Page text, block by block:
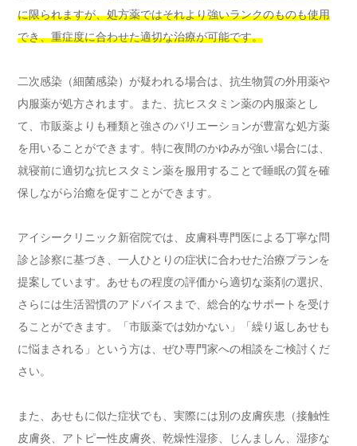
に限られますが、処方薬ではそれより強いランクのものも使用
でき、重症度に合わせた適切な治療が可能です。
二次感染（細菌感染）が疑われる場合は、抗生物質の外用薬や
内服薬が処方されます。また、抗ヒスタミン薬の内服薬とし
て、市販薬よりも種類と強さのバリエーションが豊富な処方薬
を用いることができます。特に夜間のかゆみが強い場合には、
就寝前に適切な抗ヒスタミン薬を服用することで睡眠の質を確
保しながら治癒を促すことができます。
アイシークリニック新宿院では、皮膚科専門医による丁寧な問
診と診察に基づき、一人ひとりの症状に合わせた治療プランを
提案しています。あせもの程度の評価から適切な薬剤の選択、
さらには生活習慣のアドバイスまで、総合的なサポートを受け
ることができます。「市販薬では効かない」「繰り返しあせも
に悩まされる」という方は、ぜひ専門家への相談をご検討くだ
さい。
また、あせもに似た症状でも、実際には別の皮膚疾患（接触性
皮膚炎、アトピー性皮膚炎、乾燥性湿疹、じんましん、湿疹な